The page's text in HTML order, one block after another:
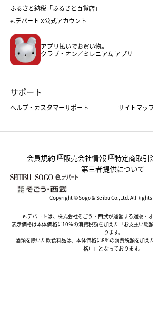
フード
ホーム・キッチン＆アート
ふるさと納税「ふるさと百貨店」
e.デパート X公式アカウント
アプリ払いでお買い物。
クラブ・オン／ミレニアム アプリ
サポート
ヘルプ・カスタマーサポート サイトマッ
会員規約 販売会社情報
特定商取引
第三者提供について
Copyright © Sogo & Seibu Co.,Ltd. All
e.デパートは、株式会社そごう・西武が運営する通販・
表示価格は本体価格に10％の消費税額を加えた「お支払い総
ります。
酒類を除いた飲食料品は、本体価格に8％の消費税額を加え
格）」となっております。